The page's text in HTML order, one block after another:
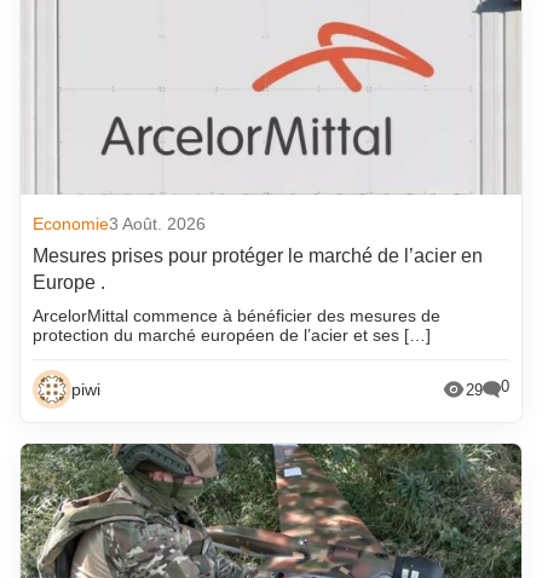
Economie3 Août. 2026
Mesures prises pour protéger le marché de l’acier en
Europe .
ArcelorMittal commence à bénéficier des mesures de
protection du marché européen de l’acier et ses […]
piwi 29 0